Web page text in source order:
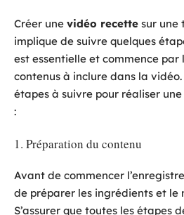
Créer une vidéo recette sur une
implique de suivre quelques
est essentielle et commence
contenus à inclure dans la
étapes à suivre pour réaliser
:
1. Préparation du contenu
Avant de commencer
de préparer les ingrédients et le
S’assurer que toutes les étapes